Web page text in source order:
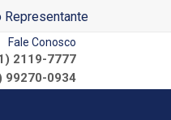
Representante
Fale Conosco
2119-7777
99270-0934